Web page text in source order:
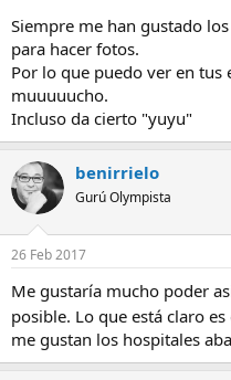
Siempre me han gustado
para hacer fotos.
Por lo que puedo ver en tus
muuuuucho.
Incluso da cierto "yuyu"
benirrielo
Gurú Olympista
26 Feb 2017
Me gustaría mucho poder
posible. Lo que está claro
me gustan los hospitales